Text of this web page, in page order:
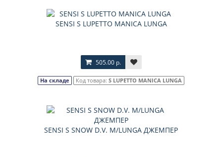
SENSI S LUPETTO MANICA LUNGA
505.00 р.
На складе Код товара: S LUPETTO MANICA LUNGA
SENSI S SNOW D.V. M/LUNGA ДЖЕМПЕР